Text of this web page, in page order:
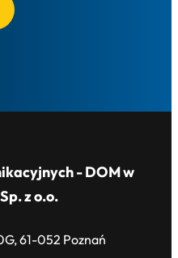
- DOM w
z o.o.
61-052 Poznań